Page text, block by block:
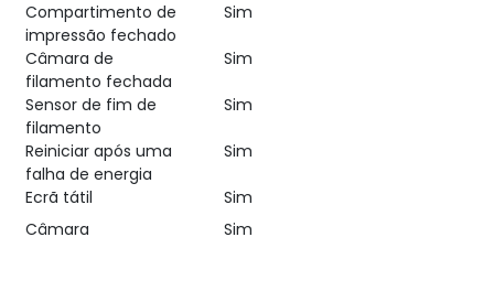
Compartimento de
impressão fechado
Sim
Câmara de
filamento fechada
Sim
Sensor de fim de
filamento
Sim
Reiniciar após uma
falha de energia
Sim
Ecrã tátil
Sim
Câmara
Sim